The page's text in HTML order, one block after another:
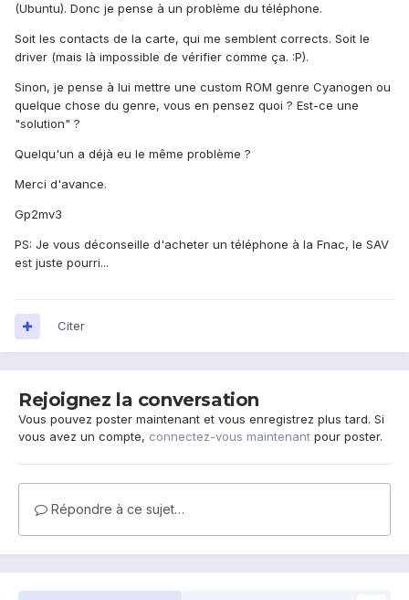
(Ubuntu). Donc je pense à un problème du téléphone.
Soit les contacts de la carte, qui me semblent corrects. Soit le
driver (mais là impossible de vérifier comme ça. :P).
Sinon, je pense à lui mettre une custom ROM genre Cyanogen ou
quelque chose du genre, vous en pensez quoi ? Est-ce une
"solution" ?
Quelqu'un a déjà eu le même problème ?
Merci d'avance.
Gp2mv3
PS: Je vous déconseille d'acheter un téléphone à la Fnac, le SAV
est juste pourri...
Citer
Rejoignez la conversation
Vous pouvez poster maintenant et vous enregistrez plus tard. Si
vous avez un compte, connectez-vous maintenant pour poster.
Répondre à ce sujet…